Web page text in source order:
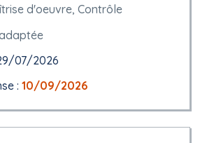
d'oeuvre, Contrôle
07/2026
: 10/09/2026